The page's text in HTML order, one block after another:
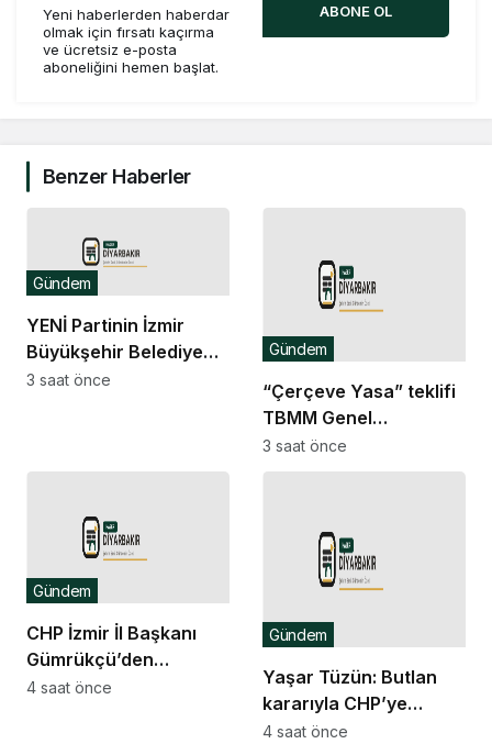
Yeni haberlerden haberdar
olmak için fırsatı kaçırma
ve ücretsiz e-posta
aboneliğini hemen başlat.
ABONE OL
Benzer Haberler
YENİ Partinin İzmir
Büyükşehir Belediye
Meclisi’nde grup
Gündem
3 saat önce
“Çerçeve Yasa” teklifi
TBMM Genel
Kurulu’nda… İYİ Partili
Yaldır’dan
olmayın
Gündem
3 saat önce
CHP İzmir İl Başkanı
Gümrükçü’den
‘komisyon’ açıklaması:
Gündem
4 saat önce
Yaşar Tüzün: Butlan
kararıyla CHP’ye
atananların nasıl
Gündem
4 saat önce